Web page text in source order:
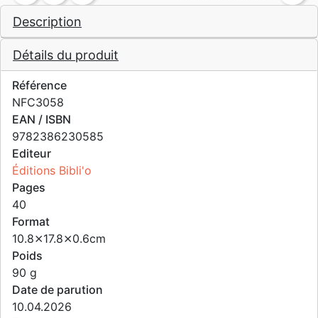
Description
Détails du produit
Référence
NFC3058
EAN / ISBN
9782386230585
Editeur
Éditions Bibli'o
Pages
40
Format
10.8⨯17.8⨯0.6cm
Poids
90 g
Date de parution
10.04.2026